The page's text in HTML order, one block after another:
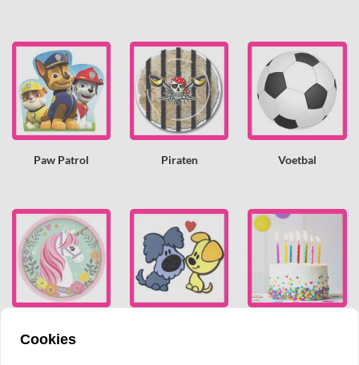
Paw Patrol Piraten Voetbal
Cookies